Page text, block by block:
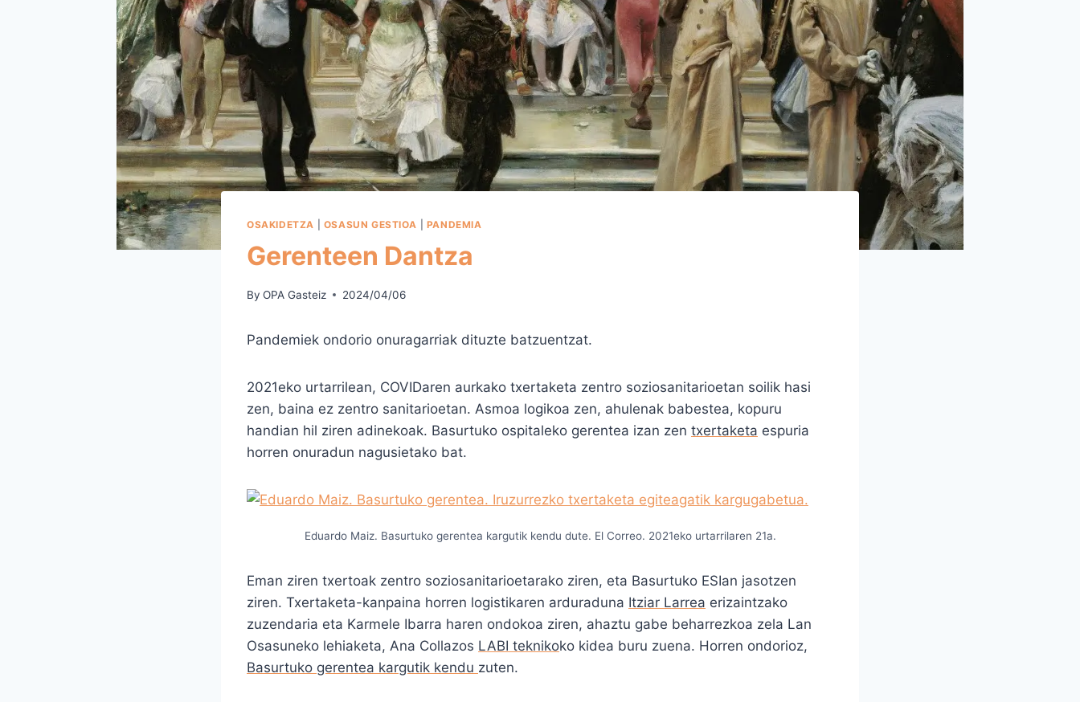
OSAKIDETZA OSASUN GESTIOA PANDEMIA
Gerenteen Dantza
By OPA Gasteiz 2024/04/06
Pandemiek ondorio onuragarriak dituzte batzuentzat.
2021eko urtarrilean, COVIDaren aurkako txertaketa zentro soziosanitarioetan soilik hasi
zen, baina ez zentro sanitarioetan. Asmoa logikoa zen, ahulenak babestea, kopuru
handian hil ziren adinekoak. Basurtuko ospitaleko gerentea izan zen txertaketa espuria
horren onuradun nagusietako bat.
Eduardo Maiz. Basurtuko gerentea kargutik kendu dute. El Correo. 2021eko urtarrilaren 21a.
Eman ziren txertoak zentro soziosanitarioetarako ziren, eta Basurtuko ESIan jasotzen
ziren. Txertaketa-kanpaina horren logistikaren arduraduna Itziar Larrea erizaintzako
zuzendaria eta Karmele Ibarra haren ondokoa ziren, ahaztu gabe beharrezkoa zela Lan
Osasuneko lehiaketa, Ana Collazos LABI teknikoko kidea buru zuena. Horren ondorioz,
Basurtuko gerentea kargutik kendu zuten.